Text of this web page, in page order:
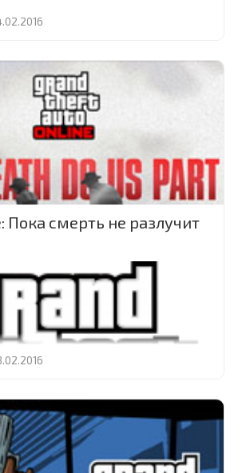
ивент доступен для
Пока смерть не разлучит